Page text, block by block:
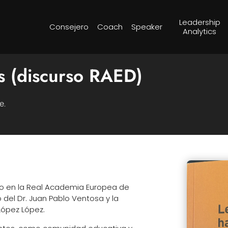
Consejero Coach Speaker
Leadership
Analytics
(discurso RAED)
en la Real Academia Europea de
Dr. Juan Pablo Ventosa y la
López.